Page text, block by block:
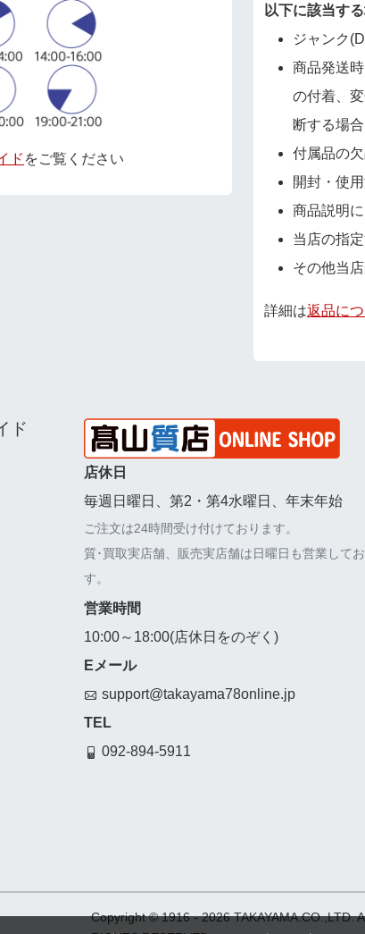
ド をご覧ください
以下に該当す
ジャンク
商品発送
の付着、
断する場合
付属品の
開封・使
商品説明
当店の指
その他当
詳細は返品に
ド
店休日
毎週日曜日、第2・第4水曜日、年末年始
ご注文は24時間受け付けております。
質･買取実店舗、販売実店舗は日曜日も営業して
す。
営業時間
10:00～18:00(店休日をのぞく)
Eメール
support@takayama78online.jp
TEL
092-894-5911
Copyright © 1916- 2026 TAKAYAMA.CO.,LTD.